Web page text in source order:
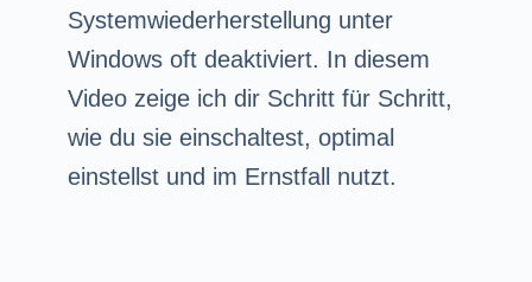
Systemwiederherstellung unter
Windows oft deaktiviert. In diesem
Video zeige ich dir Schritt für Schritt,
wie du sie einschaltest, optimal
einstellst und im Ernstfall nutzt.